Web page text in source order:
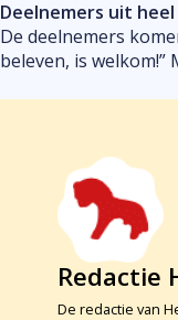
Deelnemers uit
De deelnemers
beleven, is
Redactie
De redactie van